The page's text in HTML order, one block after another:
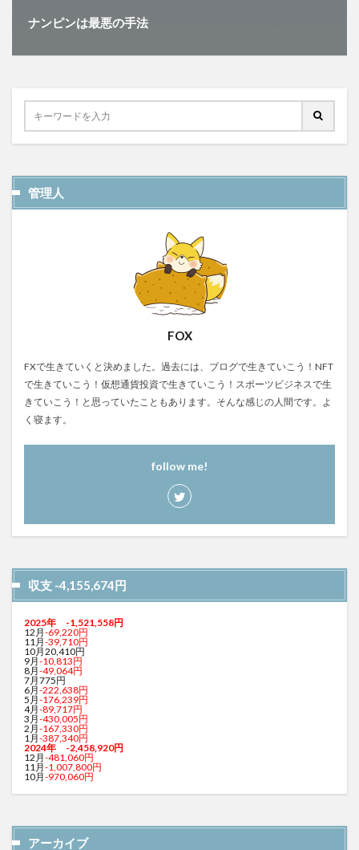
ナンピンは最悪の手法
管理人
FOX
FXで生きていくと決めました。過去には、ブログで生きていこう！NFT
で生きていこう！仮想通貨投資で生きていこう！スポーツビジネスで生
きていこう！と思っていたこともあります。そんな感じの人間です。よ
く寝ます。
follow me!
収支 -4,155,674円
2025年 -1,521,558円
12月-69,220円
11月-39,710円
10月20,410円
9月-10,813円
8月-49,064円
7月775円
6月-222,638円
5月-176,239円
4月-89,717円
3月-430,005円
2月-167,330円
1月-387,340円
2024年 -2,458,920円
12月-481,060円
11月-1,007,800円
10月-970,060円
アーカイブ